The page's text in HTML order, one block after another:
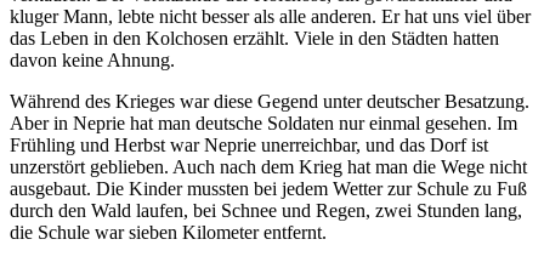
kluger Mann, lebte nicht besser als alle anderen. Er hat uns viel über
das Leben in den Kolchosen erzählt. Viele in den Städten hatten
davon keine Ahnung.
Während des Krieges war diese Gegend unter deutscher Besatzung.
Aber in Neprie hat man deutsche Soldaten nur einmal gesehen. Im
Frühling und Herbst war Neprie unerreichbar, und das Dorf ist
unzerstört geblieben. Auch nach dem Krieg hat man die Wege nicht
ausgebaut. Die Kinder mussten bei jedem Wetter zur Schule zu Fuß
durch den Wald laufen, bei Schnee und Regen, zwei Stunden lang,
die Schule war sieben Kilometer entfernt.